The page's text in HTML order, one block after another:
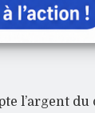
l’argent du